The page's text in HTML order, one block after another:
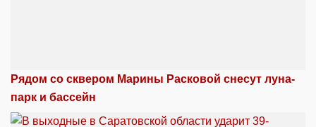
Рядом со сквером Марины Расковой снесут луна-
парк и бассейн